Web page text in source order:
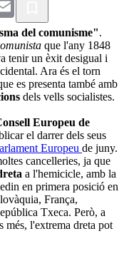
del comunisme".
que l'any 1848
tenir un èxit desigual i
Ara és el torn
es presenta també amb
dels vells socialistes.
Europeu de
el darrer dels seus
Europeu de juny.
cancelleries, ja que
a l'hemicicle, amb la
en primera posició en
França,
Txeca. Però, a
més, l'extrema dreta pot